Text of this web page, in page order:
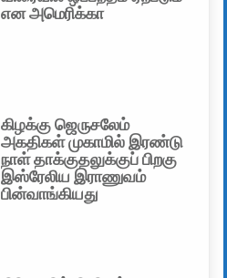
என அமெரிக்கா
கிழக்கு ஜெருசலேம்
அகதிகள் முகாமில் இரண்டு
நாள் தாக்குதலுக்குப் பிறகு
இஸ்ரேலிய இராணுவம்
பின்வாங்கியது